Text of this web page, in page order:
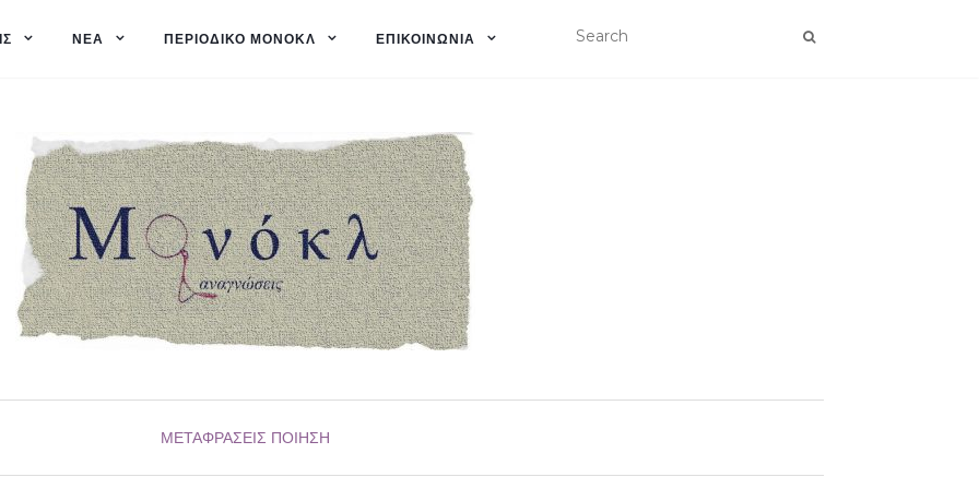
ΝΈΑ ΠΕΡΙΟΔΙΚΌ ΜΟΝΌΚΛ ΕΠΙΚΟΙΝΩΝΊΑ
ΜΕΤΑΦΡΆΣΕΙΣ ΠΟΊΗΣΗ